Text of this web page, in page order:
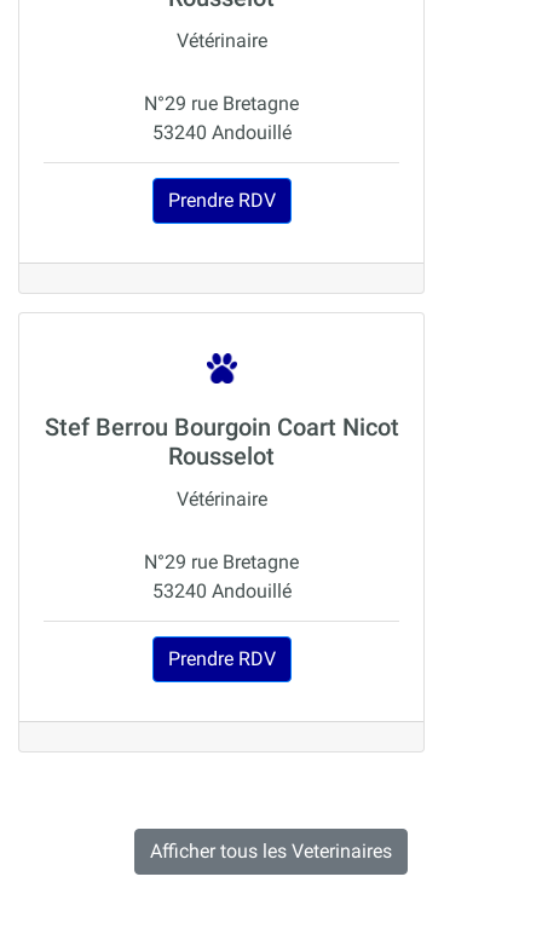
Vétérinaire
N°29 rue Bretagne
53240 Andouillé
Prendre RDV
Stef Berrou Bourgoin Coart Nicot
Rousselot
Vétérinaire
N°29 rue Bretagne
53240 Andouillé
Prendre RDV
Afficher tous les Veterinaires